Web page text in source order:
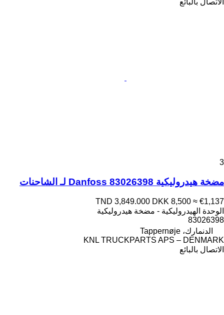
الاتصال بالبائع
3
مضخة هيدروليكية Danfoss 83026398 لـ الشاحنات
TND 3,849.000 DKK 8,500 ≈ €1,137
الوحدة الهيدروليكية - مضخة هيدروليكية
83026398
الدنمارك، Tappernøje
KNL TRUCKPARTS APS – DENMARK
الاتصال بالبائع